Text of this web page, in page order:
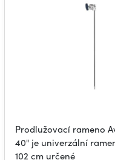
Prodlužovací rameno
40" je univerzální
102 cm určené